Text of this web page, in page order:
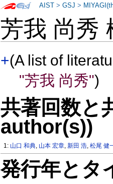
芳我 尚秀
+(A list of
"芳我 尚秀")
共著回数と
author(s))
1: 山口 和典, 山本 宏章,新田 浩,松尾 健
発行年とタ
AIST >GSJ >